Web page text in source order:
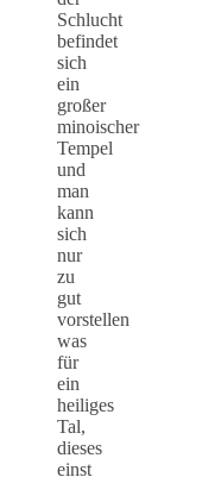
Schlucht
befindet
sich
ein
großer
minoischer
Tempel
und
man
kann
sich
nur
zu
gut
vorstellen
was
für
ein
heiliges
Tal,
dieses
einst